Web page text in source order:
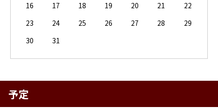
16
17 18 19 20 21
22
23
24 25 26 27 28
29
30
31
予定